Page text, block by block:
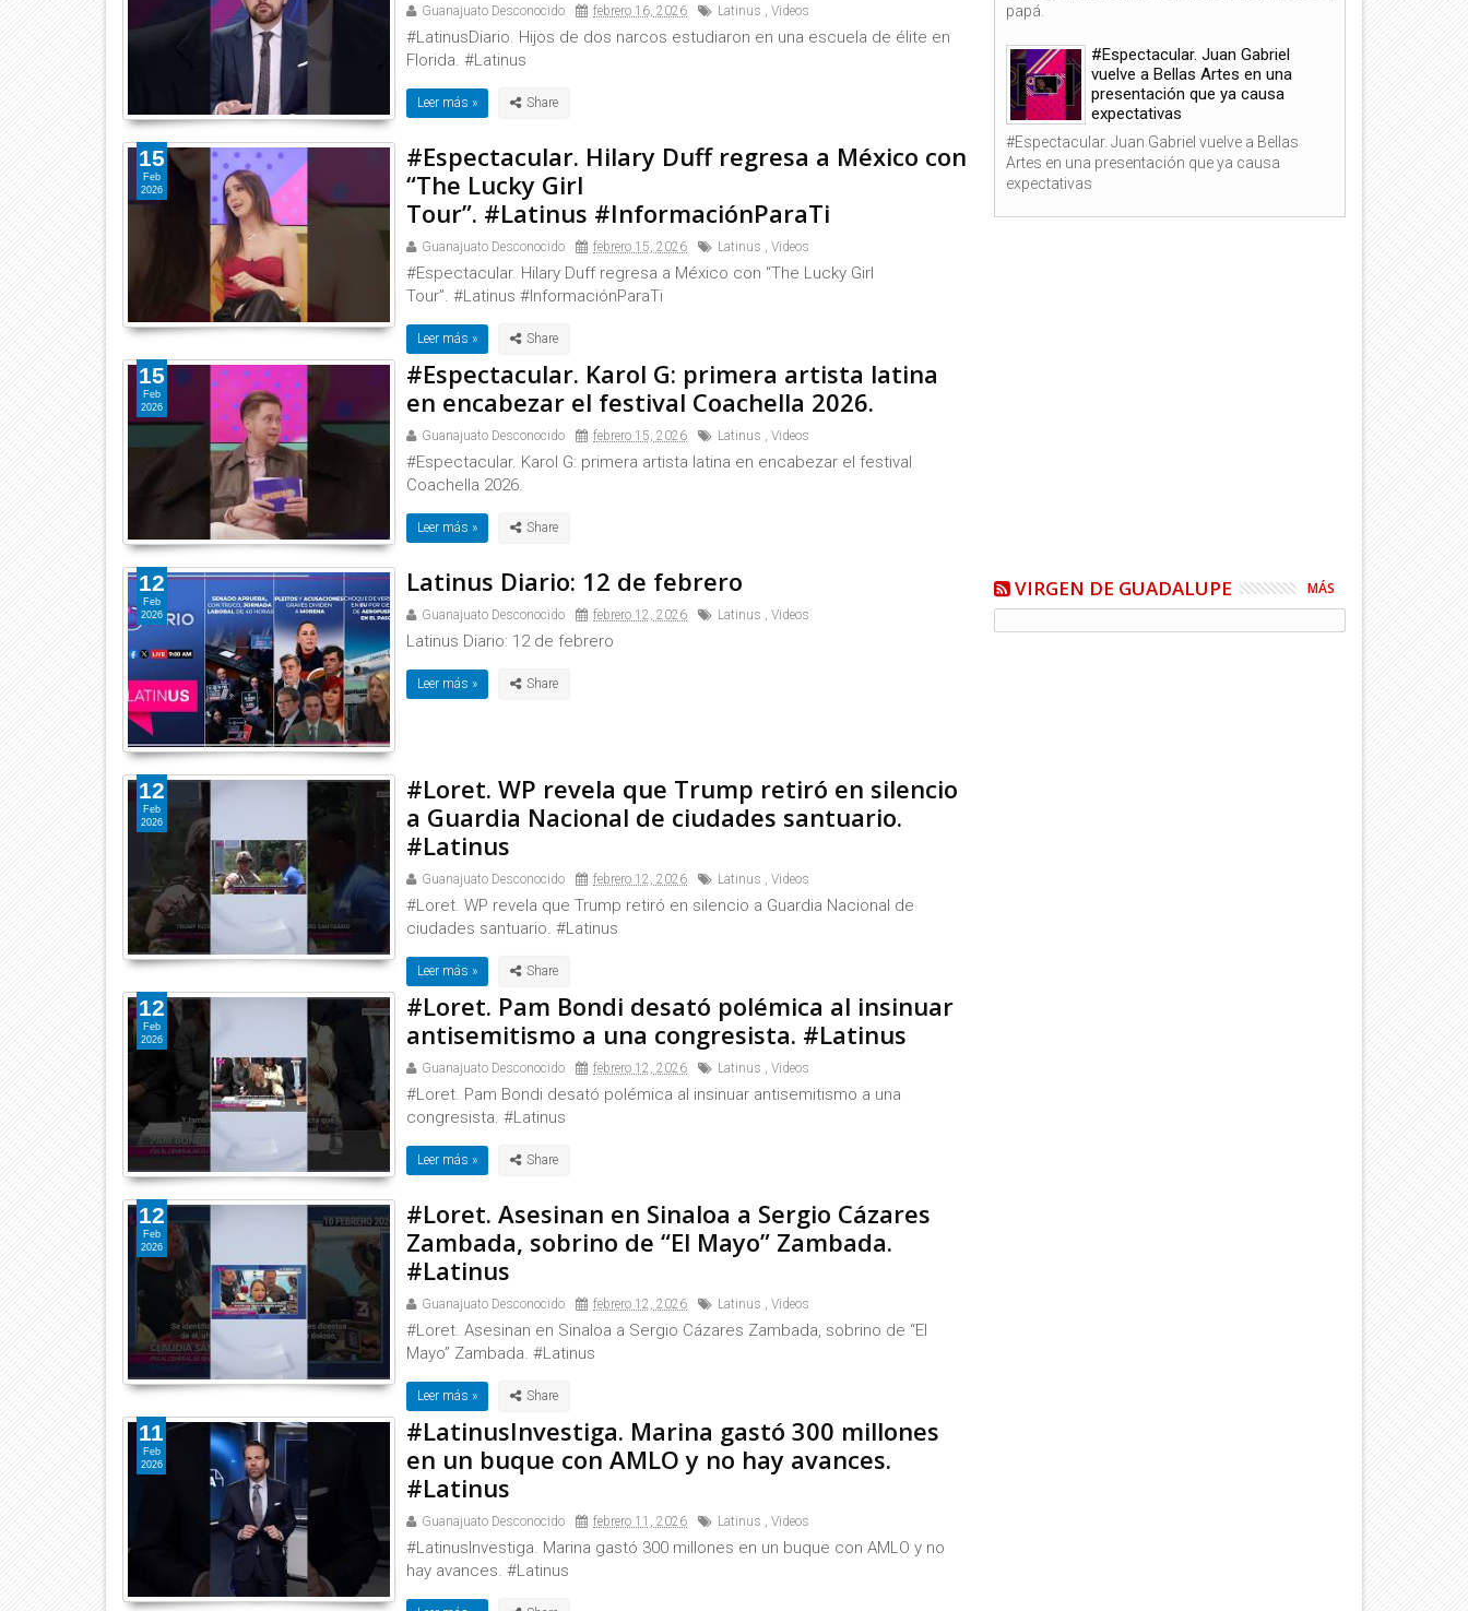
Guanajuato Desconocido febrero 16, 2026 Latinus , Videos
#LatinusDiario. Hijos de dos narcos estudiaron en una escuela de élite en
Florida. #Latinus
Leer más »
#Espectacular. Hilary Duff regresa a México con
“The Lucky Girl
Tour”. #Latinus #InformaciónParaTi
Guanajuato Desconocido febrero 15, 2026 Latinus , Videos
#Espectacular. Hilary Duff regresa a México con “The Lucky Girl
Tour”. #Latinus #InformaciónParaTi
Leer más »
15
Feb
2026
#Espectacular. Karol G: primera artista latina
en encabezar el festival Coachella 2026.
Guanajuato Desconocido febrero 15, 2026 Latinus , Videos
#Espectacular. Karol G: primera artista latina en encabezar el festival
Coachella 2026.
Leer más »
15
Feb
2026
Latinus Diario: 12 de febrero
Guanajuato Desconocido febrero 12, 2026 Latinus , Videos
Latinus Diario: 12 de febrero
Leer más »
12
Feb
2026
#Loret. WP revela que Trump retiró en silencio
a Guardia Nacional de ciudades santuario.
#Latinus
Guanajuato Desconocido febrero 12, 2026 Latinus , Videos
#Loret. WP revela que Trump retiró en silencio a Guardia Nacional de
ciudades santuario. #Latinus
Leer más »
12
Feb
2026
#Loret. Pam Bondi desató polémica al insinuar
antisemitismo a una congresista. #Latinus
Guanajuato Desconocido febrero 12, 2026 Latinus , Videos
#Loret. Pam Bondi desató polémica al insinuar antisemitismo a una
congresista. #Latinus
Leer más »
12
Feb
2026
#Loret. Asesinan en Sinaloa a Sergio Cázares
Zambada, sobrino de “El Mayo” Zambada.
#Latinus
Guanajuato Desconocido febrero 12, 2026 Latinus , Videos
#Loret. Asesinan en Sinaloa a Sergio Cázares Zambada, sobrino de “El
Mayo” Zambada. #Latinus
Leer más »
12
Feb
2026
#LatinusInvestiga. Marina gastó 300 millones
en un buque con AMLO y no hay avances.
#Latinus
Guanajuato Desconocido febrero 11, 2026 Latinus , Videos
#LatinusInvestiga. Marina gastó 300 millones en un buque con AMLO y no
hay avances. #Latinus
11
Feb
2026
papá.
#Espectacular. Juan Gabriel
vuelve a Bellas Artes en una
presentación que ya causa
expectativas
#Espectacular. Juan Gabriel vuelve a Bellas
Artes en una presentación que ya causa
expectativas
VIRGEN DE GUADALUPE MÁS